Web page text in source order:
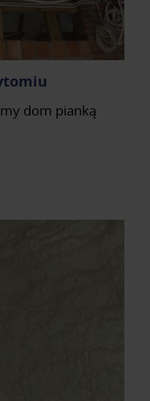
dom pianką